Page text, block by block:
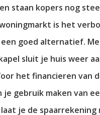
staan kopers nog
is het
goed alternatief.
sluit je huis weer
het financieren van
je gebruik maken van
je de spaarrekening